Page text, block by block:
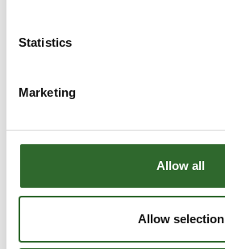
Statistics
Marketing
Allow all
Allow selection
seneste fra 15. september 2023